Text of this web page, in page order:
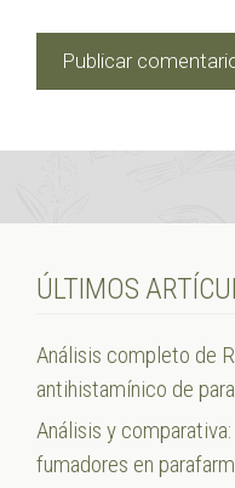
ÚLTIMOS
Análisis completo de
antihistamínico de
Análisis y
fumadores en